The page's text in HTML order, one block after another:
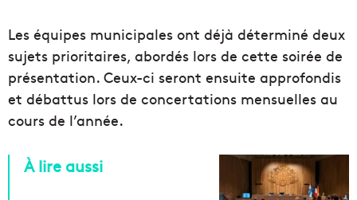
Les équipes municipales ont déjà déterminé deux
sujets prioritaires, abordés lors de cette soirée de
présentation. Ceux-ci seront ensuite approfondis
et débattus lors de concertations mensuelles au
cours de l’année.
À lire aussi